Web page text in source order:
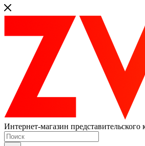
Интернет-магазин представительского